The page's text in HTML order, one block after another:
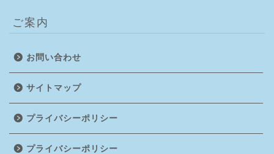
ご案内
お問い合わせ
サイトマップ
プライバシーポリシー
プライバシーポリシー